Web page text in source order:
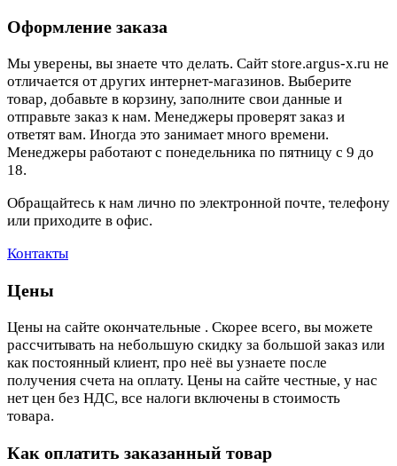
Оформление заказа
Мы уверены, вы знаете что делать. Сайт store.argus-x.ru не
отличается от других интернет-магазинов. Выберите
товар, добавьте в корзину, заполните свои данные и
отправьте заказ к нам. Менеджеры проверят заказ и
ответят вам. Иногда это занимает много времени.
Менеджеры работают с понедельника по пятницу с 9 до
18.
Обращайтесь к нам лично по электронной почте, телефону
или приходите в офис.
Контакты
Цены
Цены на сайте окончательные . Скорее всего, вы можете
рассчитывать на небольшую скидку за большой заказ или
как постоянный клиент, про неё вы узнаете после
получения счета на оплату. Цены на сайте честные, у нас
нет цен без НДС, все налоги включены в стоимость
товара.
Как оплатить заказанный товар